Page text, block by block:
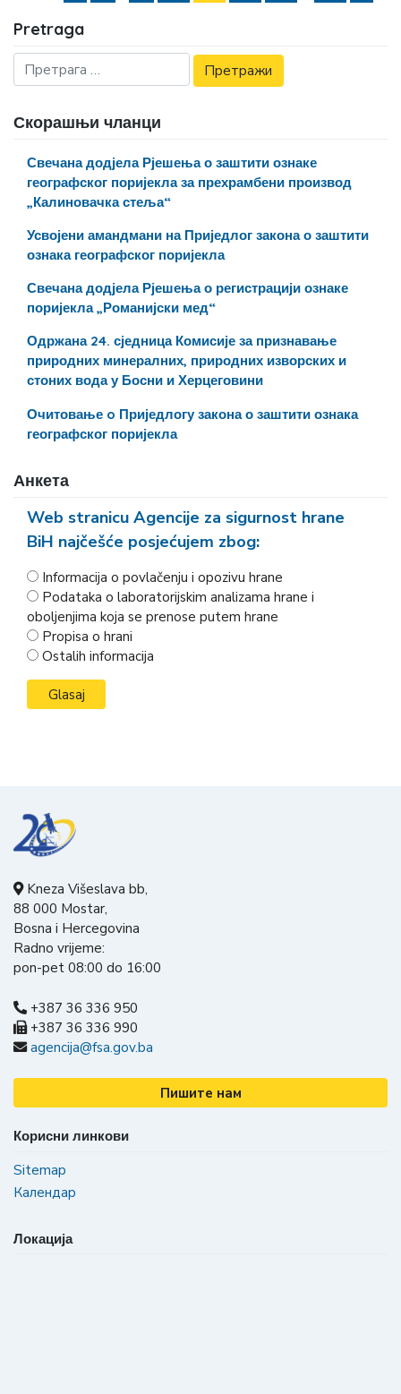
Pretraga
Скорашњи чланци
Свечана додјела Рјешења о заштити ознаке
географског поријекла за прехрамбени производ
„Калиновачка стеља“
Усвојени амандмани на Приједлог закона о заштити
ознака географског поријекла
Свечана додјела Рјешења о регистрацији ознаке
поријекла „Романијски мед“
Одржана 24. сједница Комисије за признавање
природних минералних, природних изворских и
стоних вода у Босни и Херцеговини
Очитовање o Приједлогу закона о заштити ознака
географског поријекла
Анкета
Web stranicu Agencije za sigurnost hrane
BiH najčešće posjećujem zbog:
Informacija o povlačenju i opozivu hrane
Podataka o laboratorijskim analizama hrane i
oboljenjima koja se prenose putem hrane
Propisa o hrani
Ostalih informacija
Kneza Višeslava bb,
88 000 Mostar,
Bosna i Hercegovina
Radno vrijeme:
pon-pet 08:00 do 16:00
+387 36 336 950
+387 36 336 990
agencija@fsa.gov.ba
Пишите нам
Корисни линкови
Sitemap
Календар
Локација